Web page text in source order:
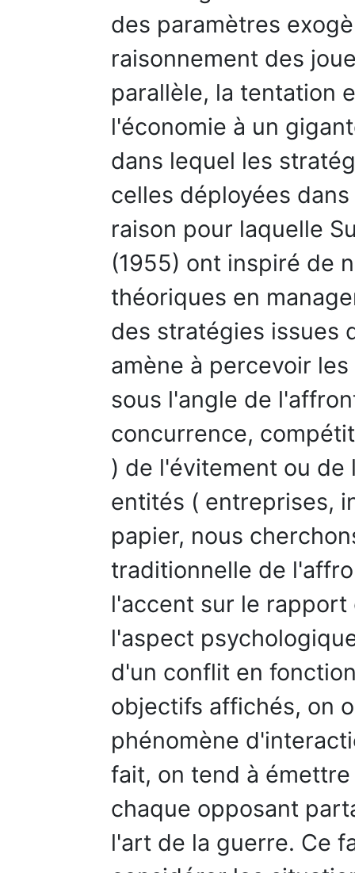
des paramètres
raisonnement des
parallèle, la tentation
l'économie à un
dans lequel les
celles déployées
raison pour laquelle
(1955) ont inspiré de
théoriques en
des stratégies issues
amène à percevoir
sous l'angle de
concurrence,
) de l'évitement ou
entités ( entreprises,
papier, nous
traditionnelle de
l'accent sur le
l'aspect
d'un conflit en
objectifs affichés, on
phénomène
fait, on tend à
chaque opposant
l'art de la guerre. Ce